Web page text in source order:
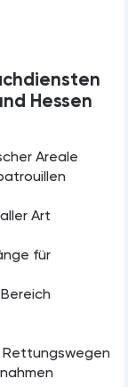
Hessen
Areale
Art
für
Rettungswegen